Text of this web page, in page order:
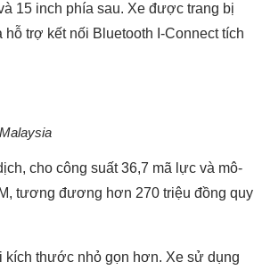
15 inch phía sau. Xe được trang bị
trợ kết nối Bluetooth I-Connect tích
cho công suất 36,7 mã lực và mô-
tương đương hơn 270 triệu đồng quy
kích thước nhỏ gọn hơn. Xe sử dụng